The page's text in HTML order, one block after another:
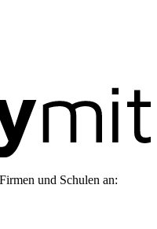
und Schulen an: